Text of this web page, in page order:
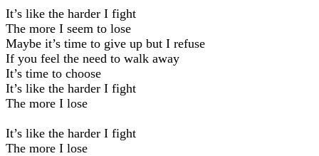
It’s like the harder I fight
The more I seem to lose
Maybe it’s time to give up but I refuse
If you feel the need to walk away
It’s time to choose
It’s like the harder I fight
The more I lose
It’s like the harder I fight
The more I lose